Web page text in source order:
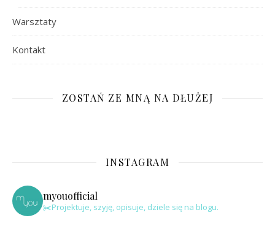
Warsztaty
Kontakt
ZOSTAŃ ZE MNĄ NA DŁUŻEJ
INSTAGRAM
myouofficial
✂️Projektuje, szyję, opisuje, dziele się na blogu.